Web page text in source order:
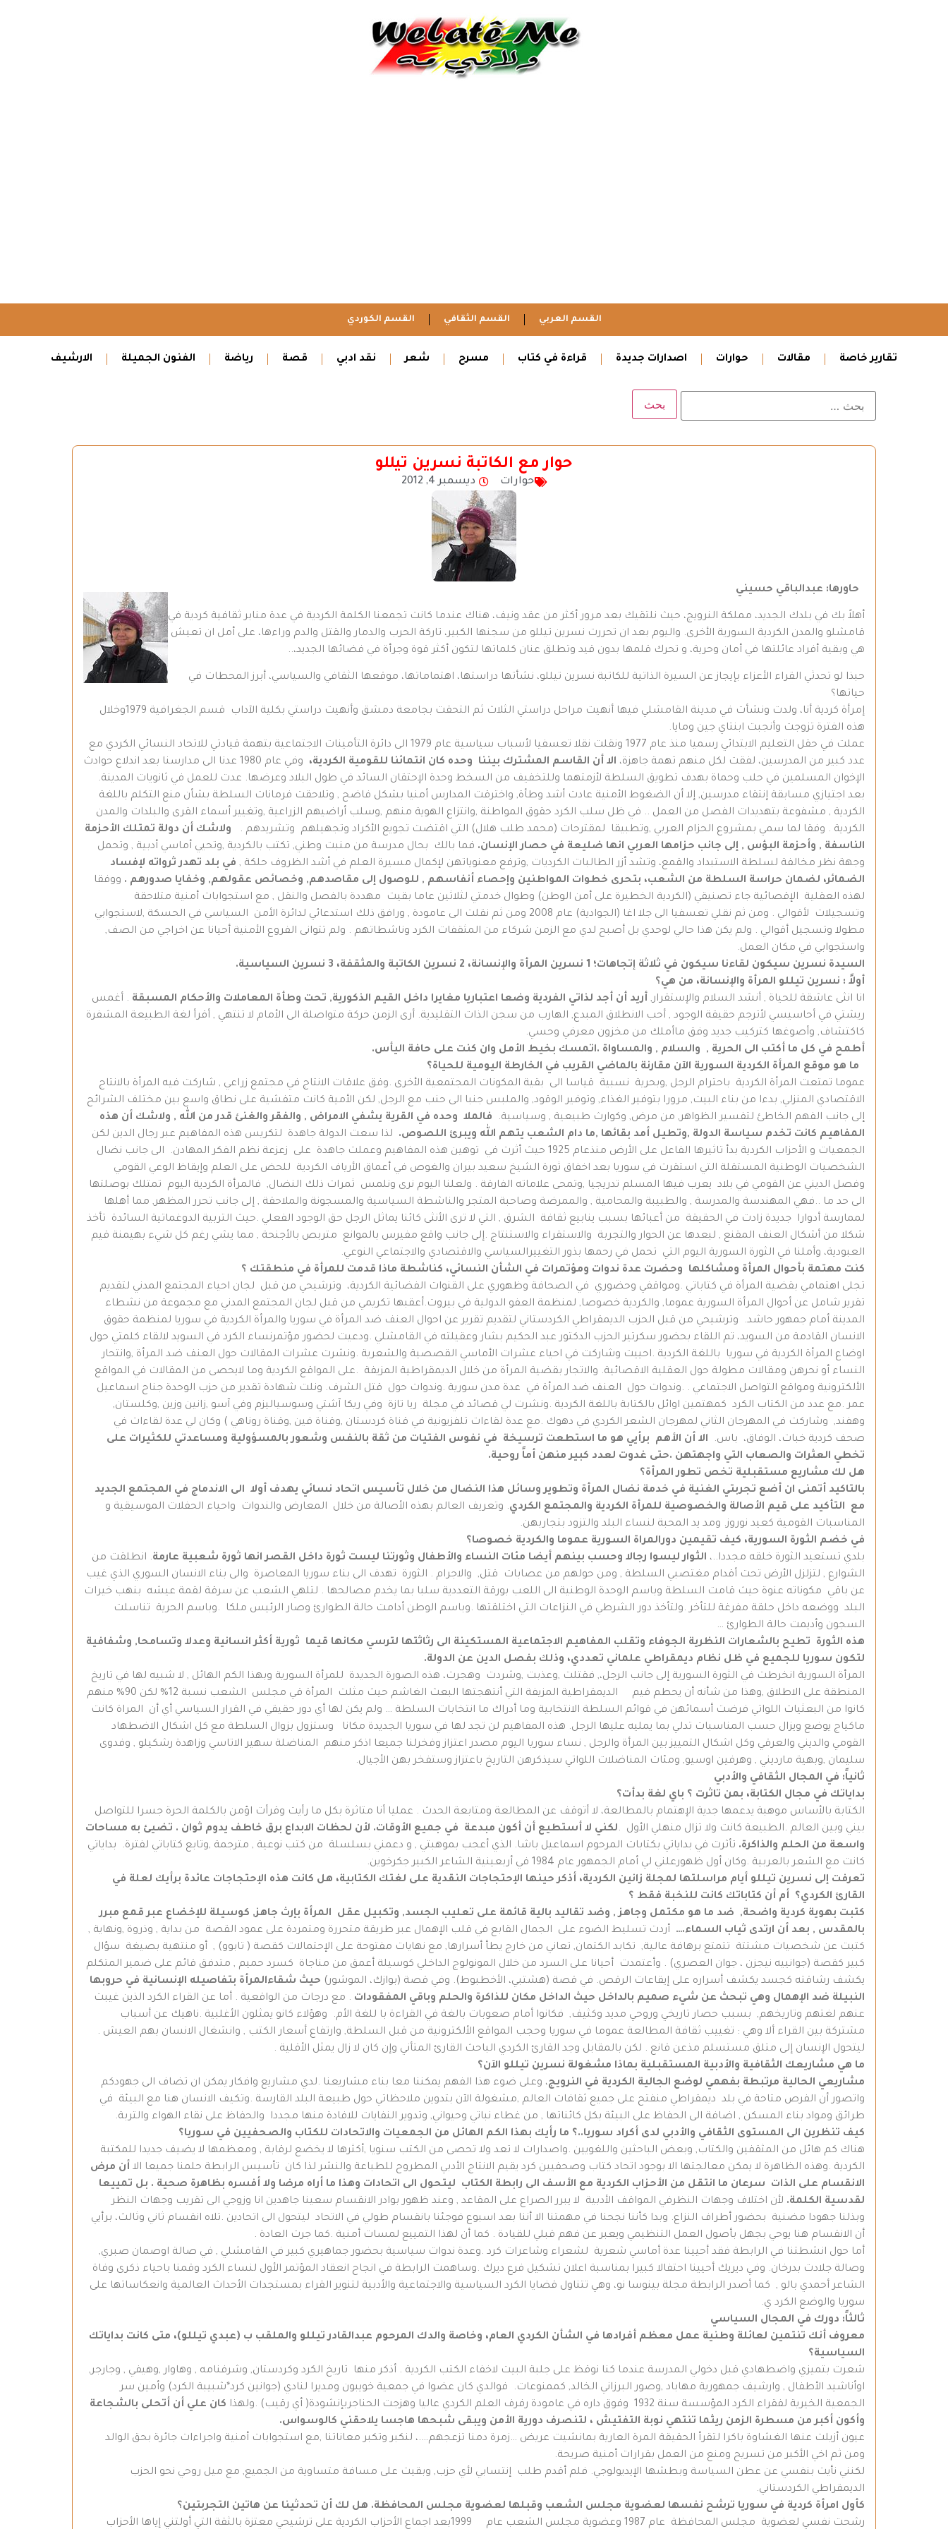
القسم العربي القسم الثقافي القسم الكوردي
تقارير خاصة مقالات حوارات اصدارات جديدة قراءة في كتاب مسرح شعر نقد ادبي قصة رياضة الفنون الجميلة الارشيف
حوار مع الكاتبة نسرين تيللو
حوارات ديسمبر 4, 2012
حاورها: عبدالباقي حسيني
أهلاً بك في بلدك الجديد، مملكة النرويج، حيث نلتقيك بعد مرور أكثر من عقد ونيف، هناك عندما كانت تجمعنا الكلمة الكردية في عدة منابر ثقافية كردية في
قامشلو والمدن الكردية السورية الأخرى. واليوم بعد ان تحررت نسرين تيللو من سجنها الكبير، تاركة الحرب والدمار والقتل والدم وراءها، على أمل ان تعيش
هي وبقية أفراد عائلتها في أمان وحرية، و تحرك قلمها بدون قيد وتطلق عنان كلماتها لتكون أكثر قوة وجرأة في فضائها الجديد،..
حبذا لو تحدثي القراء الأعزاء بإيجاز عن السيرة الذاتية للكاتبة نسرين تيللو، نشأتها دراستها، اهتماماتها، موقعها الثقافي والسياسي، أبرز المحطات في
حياتها؟
إمرأة كردية أنا، ولدت ونشأت في مدينة القامشلي فيها أنهيت مراحل دراستي الثلاث ثم التحقت بجامعة دمشق وأنهيت دراستي بكلية الآداب قسم الجغرافية 1979وخلال
هذه الفترة تزوجت وأنجبت ابنتاي جين ومايا.
عملت في حقل التعليم الابتدائي رسميا منذ عام 1977 ونقلت نقلا تعسفيا لأسباب سياسية عام 1979 الى دائرة التأمينات الاجتماعية بتهمة قيادتي للاتحاد النسائي الكردي مع
عدد كبير من المدرسين، لفقت لكل منهم تهمة جاهزة، الا أن القاسم المشترك بيننا وحده كان انتمائنا للقومية الكردية،
وفي عام 1980 عدنا الى مدارسنا بعد اندلاع حوادث
الإخوان المسلمين في حلب وحماة بهدف تطويق السلطة لأزمتهما وللتخفيف من السخط وحدة الإحتقان السائد في طول البلاد وعرضها. عدت للعمل في ثانويات المدينة.
بعد اجتيازي مسابقة إنتقاء مدرسين, إلا أن الضغوط الأمنية عادت أشد وطأة, واخترقت المدارس أمنيا بشكل فاضح , وتلاحقت فرمانات السلطة بشأن منع التكلم باللغة
الكردية , مشفوعة بتهديدات الفصل من العمل .. في ظل سلب الكرد حقوق المواطنة ,وانتزاع الهوية منهم ,وسلب أراضيهم الزراعية ,وتغيير أسماء القرى والبلدات والمدن
الكردية . وفقا لما سمي بمشروع الحزام العربي ,وتطبيقا لمقترحات (محمد طلب هلال) التي اقتضت تجويع الأكراد وتجهيلهم وتشريدهم . ولاشك أن دولة تمتلك الأحزمة
الناسفة , وأحزمة البؤس , إلى جانب حزامها العربي انها ضليعة في حصار الإنسان. فما بالك بحال مدرسة من منبت وطني, تكتب بالكردية ,وتحيي أماسي أدبية , وتحمل
وجهة نظر مخالفة لسلطة الاستبداد والقمع، وتشد أزر الطالبات الكرديات ,وترفع معنوياتهن لإكمال مسيرة العلم في أشد الظروف حلكة , في بلد تهدر ثرواته لإفساد
الضمائر، لضمان حراسة السلطة من الشعب، بتحرى خطوات المواطنين وإحصاء أنفاسهم , للوصول إلى مقاصدهم, وخصائص عقولهم, وخفايا صدورهم . ووفقا
لهذه العقلية الإقصائية جاء تصنيقي (الكردية الخطيرة على أمن الوطن) وطوال خدمتي لثلاثين عاما بقيت مهددة بالفصل والنقل , مع استجوابات أمنية متلاحقة
وتسجيلات لأقوالي . ومن ثم نقلي تعسفيا الى جلا اغا (الجوادية) عام 2008 ومن ثم نقلت الى عامودة , ورافق ذلك استدعائي لدائرة الأمن السياسي في الحسكة ,لاستجوابي
مطولا وتسجيل أقوالي . ولم يكن هذا حالي لوحدي بل أصبح لدي مع الزمن شركاء من المثقفات الكرد وناشطاتهم . ولم تتوانى الفروع الأمنية أحيانا عن اخراجي من الصف,
واستجوابي في مكان العمل.
السيدة نسرين سيكون لقاءنا سيكون في ثلاثة إتجاهات؛ 1 نسرين المرأة والإنسانة، 2 نسرين الكاتبة والمثقفة، 3 نسرين السياسية.
أولاً : نسرين تيللو المرأة والإنسانة، من هي؟
انا انثى عاشقة للحياة , أنشد السلام والإستقرار, أريد أن أجد لذاتي الفردية وضعا اعتباريا مغايرا داخل القيم الذكورية, تحت وطأة المعاملات والأحكام المسبقة . أغمس
ريشتي في أحاسيسي لأترجم حقيقة الوجود , أحب الانطلاق المبدع, الهارب من سجن الذات التقليدية. أرى الزمن حركة متواصلة الى الأمام لا تنتهي , أقرأ لغة الطبيعة المشفرة
كاكتشاف, وأصوغها كتركيب جديد وفق ماأملك من مخزون معرفي وحسي.
أطمح في كل ما أكتب الى الحرية ,
والسلام , والمساواة .اتمسك بخيط الأمل وان كنت على حافة اليأس.
ما هو موقع المرأة الكردية السورية الآن مقارنة بالماضي القريب في الخارطة اليومية للحياة؟
عموما تمتعت المرأة الكردية باحترام الرجل ,وبحرية نسبية قياسا الى بقية المكونات المجتمعية الأخرى .وفق علاقات الانتاج في مجتمع زراعي , شاركت فيه المرأة بالانتاج
الاقتصادي المنزلي, بدءا من بناء البيت, مرورا بتوفير الغذاء, وتوفير الوقود, والملبس جنبا الى حنب مع الرجل, لكن الأمية كانت متفشية على نطاق واسع بين مختلف الشرائح
إلى جانب الفهم الخاطئ لتفسير الظواهر, من مرض, وكوارث طبيعية , وسياسية. فالملا وحده في القرية يشفي الامراض , والفقر والغنئ قدر من الله , ولاشك أن هذه
المفاهيم كانت تخدم سياسة الدولة ,وتطيل أمد بقائها ,ما دام الشعب يتهم الله ويبرئ اللصوص. لذا سعت الدولة جاهدة لتكريس هذه المفاهيم عبر رجال الدين لكن
الجمعيات و الأحزاب الكردية بدأ تاثيرها الفاعل على الأرض منذعام 1925 حيث أثرت في توهين هذه المفاهيم وعملت جاهدة على زعزعة نظم الفكر المهادن. الى جانب نضال
الشخصيات الوطنية المستقلة التي استقرت في سوريا بعد اخفاق ثورة الشيخ سعيد بيران والغوص في أعماق الأرياف الكردية للحض على العلم وإيقاظ الوعي القومي
وفصل الديني عن القومي في بلاد يعرب فيها المسلم تدريجيا ,وتمحى علاماته الفارقة . ولعلنا اليوم نرى ونلمس ثمرات ذلك النضال, فالمرأة الكردية اليوم تمتلك بوصلتها
الى حد ما ..فهي المهندسة والمدرسة , والطبيبة والمحامية , والممرضة وصاحبة المتجر والناشطة السياسية والمسجونة والملاحقة , إلى جانب تحرر المظهر, مما أهلها
لممارسة أدوارا جديدة زادت في الحقيقة من أعبائها بسبب ينابيع ثقافة الشرق , التي لا ترى الأنثى كائنا يماثل الرجل حق الوجود الفعلي .حيث التربية الدوغماتية السائدة تأخذ
شكلا من أشكال العنف المقنع , لبعدها عن الحوار والتجربة والاستقراء والاستنتاج .إلى جانب واقع مفيرس بالموانع متربص بالأجنحة , مما يشي رغم كل شيء بهيمنة قيم
العبودية، وأملنا في الثورة السورية اليوم التي تحمل في رحمها بذور التغييرالسياسي والاقتصادي والاجتماعي النوعي.
كنت مهتمة بأحوال المرأة ومشاكلها وحضرت عدة ندوات ومؤتمرات في الشأن النسائي، كناشطة ماذا قدمت للمرأة في منطقتك ؟
تجلى اهتمامي بقضية المرأة في كتاباتي .ومواقفي وحضوري في الصحافة وظهوري على القنوات الفضائية الكردية، وترشيحي من قبل لجان احياء المجتمع المدني لتقديم
تقرير شامل عن أحوال المرأة السورية عموما, والكردية خصوصا, لمنظمة العفو الدولية في بيروت.أعقبها تكريمي من قبل لجان المجتمع المدني مع مجموعة من نشطاء
المدينة أمام جمهور حاشد. وترشيحي من قبل الحزب الديمقراطي الكردستاني لتقديم تقرير عن احوال العنف ضد المرأة في سوريا والمرأة الكردية في سوريا لمنظمة حقوق
الانسان القادمة من السويد، تم اللقاء بحضور سكرتير الحزب الدكتور عبد الحكيم بشار وعقيلته في القامشلي .ودعيت لحضور مؤتمرنساء الكرد في السويد لالقاء كلمتي حول
اوضاع المرأة الكردية في سوريا باللغة الكردية .احييت وشاركت في احياء عشرات الأماسي القصصية والشعرية .ونشرت عشرات المقالات حول العنف ضد المرأة ,وانتحار
النساء أو نحرهن ومقالات مطولة حول العقلية الاقصائية. والاتجار بقضية المرأة من خلال الديمقراطية المزيفة .على المواقع الكردية وما لايحصى من المقالات في المواقع
الألكترونية ومواقع التواصل الاجتماعي . .وندوات حول العنف ضد المرأة في عدة مدن سورية .وندوات حول قتل الشرف. ونلت شهادة تقدير من حزب الوحدة جناح اسماعيل
عمر .مع عدد من الكتاب الكرد كمهتمين اوائل بالكتابة باللغة الكردية .ونشرت لي قصائد في مجلة ريا تازة وفي ريكا آشتي وسوسياليزم وفي آسو ,زانين وزين ,وكلستان,
وهفند, وشاركت في المهرجان الثاني لمهرجان الشعر الكردي في دهوك .مع عدة لقاءات تلفزيونية في قناة كردستان ,وقناة فين ,وقناة روناهي ) وكان لي عدة لقاءات في
صحف كردية خبات، الوفاق، باس. الا أن الأهم برأيي هو ما استطعت ترسيخة في نفوس الفتيات من ثقة بالنفس وشعور بالمسؤولية ومساعدتي للكثيرات على
تخطي العثرات والصعاب التي واجهتهن .حتى غدوت لعدد كبير منهن أماً روحية.
هل لك مشاريع مستقبلية تخص تطور المرأة؟
بالتاكيد أتمنى ان أضع تجربتي الغنية في خدمة نضال المرأة وتطوير وسائل هذا النضال من خلال تأسيس اتحاد نسائي يهدف أولا الى الاندماج في المجتمع الجديد
مع التأكيد على قيم الأصالة والخصوصية للمرأة الكردية والمجتمع الكردي. وتعريف العالم بهذه الأصالة من خلال المعارض والندوات واحياء الحفلات الموسيقية و
المناسبات القومية كعيد نوروز. ومد يد المحبة لنساء البلد والتزود بتجاربهن.
في خضم الثورة السورية، كيف تقيمين دورالمراة السورية عموما والكردية خصوصا؟
بلدي تستعيد الثورة خلقه مجددا..، الثوار ليسوا رجالا وحسب بينهم أيضا مئات النساء والأطفال وثورتنا ليست ثورة داخل القصر انها ثورة شعبية عارمة. انطلقت من
الشوارع , لتزلزل الأرض تحت أقدام مغتصبي السلطة , ومن حولهم من عصابات قتل, والاجرام . الثورة تهدف الى بناء سوريا المعاصرة والى بناء الانسان السوري الذي غيب
عن باقي مكوناته عنوة حيث قامت السلطة وباسم الوحدة الوطنية الى اللعب بورقة التعددية سلبا بما يخدم مصالحها . لتلهي الشعب عن سرقة لقمة عيشه بنهب خيرات
البلد ووضعه داخل حلقة مفرغة للتأخر .ولتأخذ دور الشرطي في النزاعات التي اختلقتها .وباسم الوطن أدامت حالة الطوارئ وصار الرئيس ملكا .وباسم الحرية تناسلت
السجون وأديمت حالة الطوارئ …
هذه الثورة تطيح بالشعارات النظرية الجوفاء وتقلب المفاهيم الاجتماعية المستكينة الى رثاثتها لترسي مكانها قيما ثورية أكثر انسانية وعدلا وتسامحا, وشفافية
لتكون سوريا للجميع في ظل نظام ديمقراطي علماني تعددي، وذلك بفصل الدين عن الدولة.
المرأة السورية انخرطت في الثورة السورية إلى جانب الرجل،, فقتلت ,وعذبت ,وشردت وهجرت، هذه الصورة الجديدة للمرأة السورية وبهذا الكم الهائل , لا شبيه لها في تاريخ
المنطقة على الاطلاق ,وهذا من شأنه أن يحطم قيم الديمقراطية المزيفة التي أنتهجتها البعث الغاشم حيث مثلت المرأة قي مجلس الشعب نسبة 12% لكن 90% منهم
كانوا من البعثيات اللواتي فرضت أسمائهن في قوائم السلطة الانتخابية وما أدراك ما انتخابات السلطة … ولم يكن لها أي دور حقيقي في القرار السياسي أي أن المراة كانت
ماكياج يوضع ويزال حسب المناسبات تدلي بما يمليه عليها الرجل. هذه المفاهيم لن تجد لها في سوريا الجديدة مكانا وستزول بزوال السلطة مع كل اشكال الاضطهاد
القومي والديني والعرقي وكل اشكال التمييز بين المرأة والرجل , نساء سوريا اليوم مصدر اعتزاز وفخرلنا جميعا اذكر منهم المناضلة سهير الاتاسي وزاهدة رشكيلو , وفدوى
سليمان ,وبهية مارديني , وهرفين اوسيو, ومئات المناضلات اللواتي سيذكرهن التاريخ باعتزاز وستفخر بهن الأجيال.
ثانياً: في المجال الثقافي والأدبي
بداياتك في مجال الكتابة، بمن تاثرت ؟ باي لغة بدأت؟
الكتابة بالأساس موهبة يدعمها جدية الإهتمام بالمطالعة، لا أتوقف عن المطالعة ومتابعة الحدث . عمليا أنا متاثرة بكل ما رأيت وقرأت اؤمن بالكلمة الحرة جسرا للتواصل
بيني وبين العالم .الطبيعة كانت ولا تزال منهلي الأول .لكني لا أستطيع أن أكون مبدعة في جميع الأوقات. لأن لحظات الابداع برق خاطف يدوم ثوان . تضيئ به مساحات
واسعة من الحلم والذاكرة. تأثرت في بداياتي بكتابات المرحوم اسماعيل باشا. الذي أعجب بموهبتي , و دعمني بسلسلة من كتب نوعية , مترجمة ,وتابع كتاباتي لفترة. بداياتي
كانت مع الشعر بالعربية .وكان أول ظهورعلني لي أمام الجمهور عام 1984 في أربعينية الشاعر الكبير جكرخوين.
تعرفت إلى نسرين تيللو أيام مراسلتها لمجلة زانين الكردية، أذكر حينها الإحتجاجات النقدية على لغتك الكتابية، هل كانت هذه الإحتجاجات عائدة برأيك لعلة في
القارئ الكردي؟ أم أن كتاباتك كانت للنخبة فقط ؟
كتبت بهوية كردية واضحة, ضد ما هو مكتمل وجاهز, وضد تقاليد بالية قائمة على تعليب الجسد, وتكبيل عقل المرأة بإرث جاهز, كوسيلة للإخضاع عبر قمع مبرر
بالمقدس , بعد أن ارتدى ثياب السماء.… أردت تسليط الضوء على الجمال القابع في قلب الإهمال عبر طريقة متحررة ومتمردة على عمود القصة من بداية , وذروة ,ونهاية ,
كتبت عن شخصيات مشتتة تتمتع برهافة عالية, تكابد الكتمان, تعاني من خارج يطأ أسرارها, مع نهايات مفتوحة على الإحتمالات كقصة ( تابوو) , أو منتهية بصيغة سؤال
كبير كقصة (جوانييه نيجزن ، جوان العصري) . وأعتمدت أحيانا على السرد من خلال المونولوج الداخلي كوسيلة أعمق من مناجاة كسرد حميم , متدفق قائم على ضمير المتكلم
يكشف رشاقته كجسد يكشف أسراره على إيقاعات الرقص. في قصة (هشتبي، الأخطبوط). وفي قصة (بوازك، الموشور) حيث شقاءالمرأة بتفاصيله الإنسانية في حروبها
النبيلة ضد الإهمال وهي تبحث عن شيء صميم بالداخل حيث الداخل مكان للذاكرة والحلم وباقي المفقودات . مع درجات من الواقعية . أما عن القراء الكرد الذين غيبت
عنهم لغتهم وتاريخهم, بسبب حصار تاريخي وروحي مديد وكثيف, فكانوا أمام صعوبات بالغة في القراءة با للغة الأم. وهؤلاء كانو يمثلون الأغلبية .ناهيك عن أسباب
مشتركة بين القراء ألا وهي : تغييب ثقافة المطالعة عموما في سوريا وحجب المواقع الألكترونية من قبل السلطة, وارتفاع أسعار الكتب , وانشغال الانسان بهم العيش .
ليتحول الإنسان إلى متلق مستسلم مذعن قانع . لكن بالمقابل وجد القارئ الكردي الباحث القارئ المتأني وإن كان لا زال يمثل الأقلية .
ما هي مشاريعك الثقافية والأدبية المستقبلية بماذا مشغولة نسرين تيللو الآن؟
مشاريعي الحالية مرتبطة بفهمي لوضع الجالية الكردية في النرويج، وعلى ضوء هذا الفهم يمكننا معا بناء مشاريعنا .لدي مشاريع وافكار يمكن ان تضاف الى جهودكم
واتصور أن الفرص متاحة في بلد ديمقراطي منفتح على جميع ثقافات العالم ,مشغولة الآن بتدوين ملاحظاتي حول طبيعة البلد القارسة .وتكيف الانسان هنا مع البيئة في
طرائق ومواد بناء المسكن , اضافة الى الحفاظ على البيئة بكل كائناتها , من غطاء نباتي وحيواني, وتدوير النفايات للافادة منها مجددا والحفاظ على نقاء الهواء والتربة.
كيف تنظرين الى المستوى الثقافي والأدبي لدى أكراد سوريا..؟ ما رأيك بهذا الكم الهائل من الجمعيات والاتحادات للكتاب والصحفيين في سوريا؟
هناك كم هائل من المثقفين والكتاب, وبعض الباحثين واللغويين .واصدارات لا تعد ولا تحصى من الكتب سنويا ,أكثرها لا يخضع لرقابة , ومعظمها لا يضيف جديدا للمكتبة
الكردية .وهذه الظاهرة لا يمكن معالجتها الا بوجود اتحاد كتاب وصحفيين كرد يقيم الانتاج الأدبي المطروح للطباعة والنشر لذا كان تأسيس الرابطة حلمنا جميعا الا أن مرض
الانقسام على الذات سرعان ما انتقل من الأحزاب الكردية مع الأسف الى رابطة الكتاب ليتحول الى اتحادات وهذا ما أراه مرضا ولا أفسره بظاهرة صحية . بل تمييعا
لقدسية الكلمة. لأن اختلاف وجهات النظرفي المواقف الأدبية لا يبرر الصراع على المقاعد , وعند ظهور بوادر الانقسام سعينا جاهدين انا وزوجي الى تقريب وجهات النظر
وبذلنا جهودا مضنية بحضور أطراف النزاع. وبدا كأننا نجحنا في مهمتنا الا أننا بعد اسبوع فوجئنا بانقسام طولي في الاتحاد ليتحول الى اتحادين .تلاه انقسام ثاني وثالث، برأيي
أن الانقسام هنا يوحي بجهل بأصول العمل التنظيمي ويعبر عن فهم قبلي للقيادة . كما أن لهذا التمييع لمسات أمنية .كما جرت العادة .
أما حول انشطتنا في الرابطة فقد أحيينا عدة أماسي شعرية لشعراء وشاعرات كرد .وعدة ندوات سياسية بحضور جماهيري كبير في القامشلي , في صالة اوصمان صبري,
وصالة جلادت بدرخان. وفي ديريك أحيينا احتفالا كبيرا بمناسبة اعلان تشكيل فرع ديرك .وساهمت الرابطة في انجاح انعقاد المؤتمر الأول لنساء الكرد وقمنا باحياء ذكرى وفاة
الشاعر أحمدي بالو , كما أصدر الرابطة مجلة بينوسا نو، وهي تتناول قضايا الكرد السياسية والاجتماعية والأدبية لتنوير القراء بمستجدات الأحداث العالمية وانعكاساتها على
سوريا والوضع الكرد ي.
ثالثاً: دورك في المجال السياسي
معروف أنك تنتمين لعائلة وطنية عمل معظم أفرادها في الشأن الكردي العام، وخاصة والدك المرحوم عبدالقادر تيللو والملقب ب (عبدي تيللو)، متى كانت بداياتك
السياسية؟
شعرت بتميزي واضطهادي قبل دخولي المدرسة عندما كنا نوقظ على جلبة البيت لاخفاء الكتب الكردية . أذكر منها تاريخ الكرد وكردستان, وشرفنامه , وهاوار ,وهيفي , وجارجر,
اوأناشيد الأطفال , وارشيف جمهورية مهاباد ,وصور البرزاني الخالد, كممنوعات. فوالدي كان عضوا في جمعية خويبون ومديرا لنادي (جوانين كرد*شبيبة الكرد) وأمين سر
الجمعية الخيرية لفقراء الكرد المؤسسة سنة 1932 وفوق داره في عامودة رفرف العلم الكردي عاليا وهزجت الحناجربإنشودة( أي رقيب) .ولهذا
كان علي أن أتحلى بالشجاعة
وأكون أكبر من مسطرة الزمن ريثما تنتهي نوبة التفتيش ، لتنصرف دورية الأمن ويبقى شبحها هاجسا يلاحقني كالوسواس.
عيون أزيلت عنها الغشاوة باكرا لتقرأ الحقيقة المرة العارية بمانشيت عريض …زمرة دمنا تزعجهم….، لنكبر وتكبر معاناتنا ,مع استجوابات أمنية واجراءات جائرة بحق الوالد
ومن ثم اخي الأكبر من تسريح ومنع من العمل بقرارات أمنية صريحة.
لكنني نأيت بنفسي عن عطن السياسة وبطشها الإيديولوجي. فلم أقدم طلب إنتسابي لأي حزب, وبقيت على مسافة متساوية من الجميع, مع ميل روحي نحو الحزب
الديمقراطي الكردستاني.
كأول امرأة كردية في سوريا ترشح نفسها لعضوية مجلس الشعب وقبلها لعضوية مجلس المحافظة. هل لك أن تحدثينا عن هاتين التجربتين؟
رشحت نفسي لعضوية مجلس المحافظة عام 1987 وعضوية مجلس الشعب عام 1999بعد اجماع الأحزاب الكردية على ترشيحي معتزة بالثقة التي أولتني إياها الأحزاب